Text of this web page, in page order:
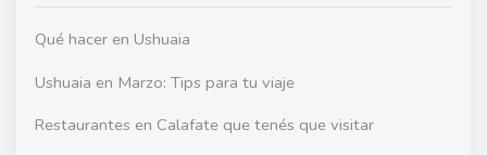
Qué hacer en Ushuaia
Ushuaia en Marzo: Tips para tu viaje
Restaurantes en Calafate que tenés que visitar